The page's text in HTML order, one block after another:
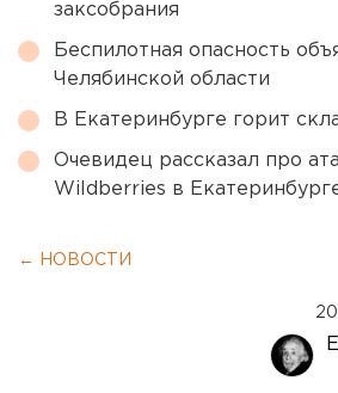
заксобрания
Беспилотная опасность
Челябинской области
В Екатеринбурге горит
Очевидец рассказал про
Wildberries в
← НОВОСТИ